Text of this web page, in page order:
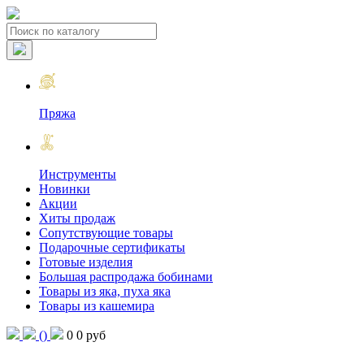
Пряжа
Инструменты
Новинки
Акции
Хиты продаж
Сопутствующие товары
Подарочные сертификаты
Готовые изделия
Большая распродажа бобинами
Товары из яка, пуха яка
Товары из кашемира
() 0 0 руб